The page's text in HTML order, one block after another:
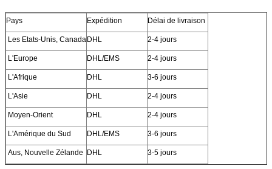
Pays Expédition Délai de livraison
Les Etats-Unis, Canada DHL 2-4 jours
L'Europe DHL/EMS 2-4 jours
L'Afrique DHL 3-6 jours
L'Asie DHL 2-4 jours
Moyen-Orient DHL 2-4 jours
L'Amérique du Sud DHL/EMS 3-6 jours
Aus, Nouvelle Zélande DHL 3-5 jours